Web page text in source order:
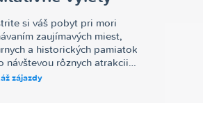
si váš pobyt pri mori
zaujímavých miest,
a historických pamiatok
návštevou rôznych atrakcii…
zájazdy